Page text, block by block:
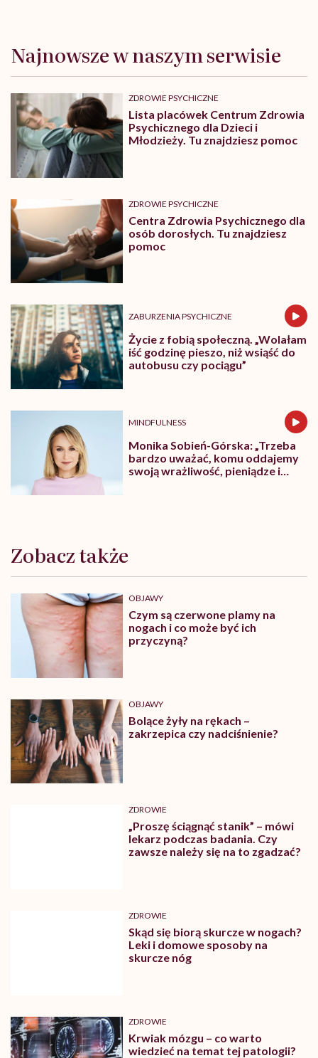
Najnowsze w naszym serwisie
ZDROWIE PSYCHICZNE
Lista placówek Centrum Zdrowia
Psychicznego dla Dzieci i
Młodzieży. Tu znajdziesz pomoc
ZDROWIE PSYCHICZNE
Centra Zdrowia Psychicznego dla
osób dorosłych. Tu znajdziesz
pomoc
ZABURZENIA PSYCHICZNE
Życie z fobią społeczną. „Wolałam
iść godzinę pieszo, niż wsiąść do
autobusu czy pociągu”
MINDFULNESS
Monika Sobień-Górska: „Trzeba
bardzo uważać, komu oddajemy
swoją wrażliwość, pieniądze i
Zobacz także
OBJAWY
Czym są czerwone plamy na
nogach i co może być ich
przyczyną?
OBJAWY
Bolące żyły na rękach –
zakrzepica czy nadciśnienie?
ZDROWIE
„Proszę ściągnąć stanik” – mówi
lekarz podczas badania. Czy
zawsze należy się na to zgadzać?
ZDROWIE
Skąd się biorą skurcze w nogach?
Leki i domowe sposoby na
skurcze nóg
ZDROWIE
Krwiak mózgu – co warto
wiedzieć na temat tej patologii?